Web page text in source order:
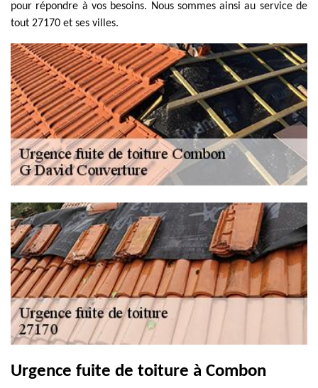
pour répondre à vos besoins. Nous sommes ainsi au service de
tout 27170 et ses villes.
Urgence fuite de toiture à Combon